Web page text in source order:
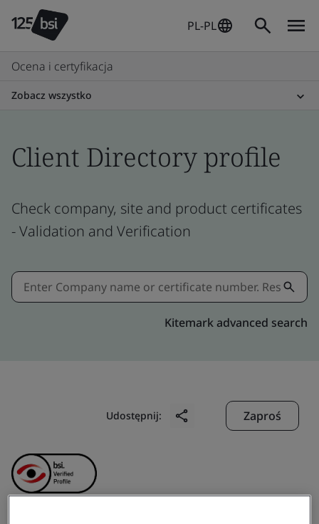
PL-PL
Ocena i certyfikacja
Zobacz wszystko
Client Directory profile
Check company, site and product certificates
- Validation and Verification
Kitemark advanced search
Udostępnij: Zaproś